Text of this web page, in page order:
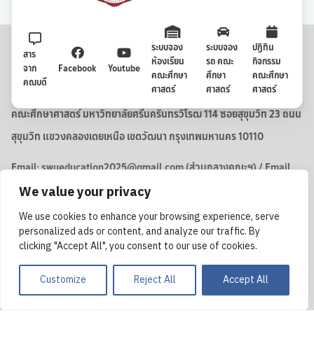
We value your privacy
We use cookies to enhance your browsing experience, serve
personalized ads or content, and analyze our traffic. By
clicking "Accept All", you consent to our use of cookies.
Customize Reject All Accept All
สาร
จาก
คณบดี
Facebook Youtube
ระบบจอง
ห้องเรียน
คณะศึกษา
ศาสตร์
ระบบจอง
รถ คณะ
ศึกษา
ศาสตร์
ปฏิทิน
กิจกรรม
คณะศึกษา
ศาสตร์
คณะศึกษาศาสตร์ มหาวิทยาลัยศรีนครินทรวิโรฒ114 ซอยสุขุมวิท 23 ถนน
สุขุมวิท แขวงคลองเตยเหนือ เขตวัฒนา กรุงเทพมหานคร 10110
Email: swueducation2025@gmail.com (ส่วนกลางคณะฯ) / Email
: ed.swu@g.swu.ac.th (ฝ่ายวิชาการ/ใบเอกสารคำร้อง(บว.))
Fax: (02) 260-0124
Copyright © 2569. All rights reserved.
Customize By Department of Education